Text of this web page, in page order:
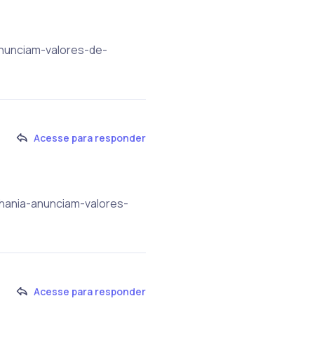
valores-de-
Acesse para responder
anunciam-valores-
Acesse para responder